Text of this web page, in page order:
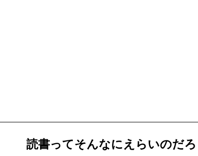
気にはならなかった。そうやっていろいろと考
読書ってそんなにえらいのだろ